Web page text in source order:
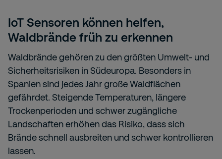
IoT Sensoren können helfen,
Waldbrände früh zu erkennen
Waldbrände gehören zu den größten Umwelt- und
Sicherheitsrisiken in Südeuropa. Besonders in
Spanien sind jedes Jahr große Waldflächen
gefährdet. Steigende Temperaturen, längere
Trockenperioden und schwer zugängliche
Landschaften erhöhen das Risiko, dass sich
Brände schnell ausbreiten und schwer kontrollieren
lassen.